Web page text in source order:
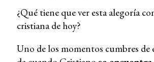
¿Qué tiene que ver esta alegoría
cristiana de hoy?
Uno de los momentos cumbres de